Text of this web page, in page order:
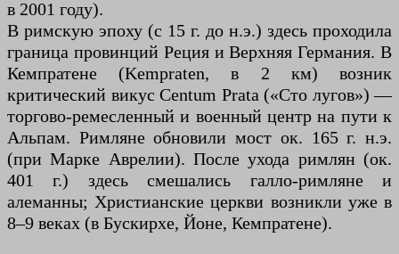
в 2001 году).
В римскую эпоху (с 15 г. до н.э.) здесь проходила
граница провинций Реция и Верхняя Германия. В
Кемпратене (Kempraten, в 2 км) возник
критический викус Centum Prata («Сто лугов») —
торгово-ремесленный и военный центр на пути к
Альпам. Римляне обновили мост ок. 165 г. н.э.
(при Марке Аврелии). После ухода римлян (ок.
401 г.) здесь смешались галло-римляне и
алеманны; Христианские церкви возникли уже в
8–9 веках (в Бускирхе, Йоне, Кемпратене).